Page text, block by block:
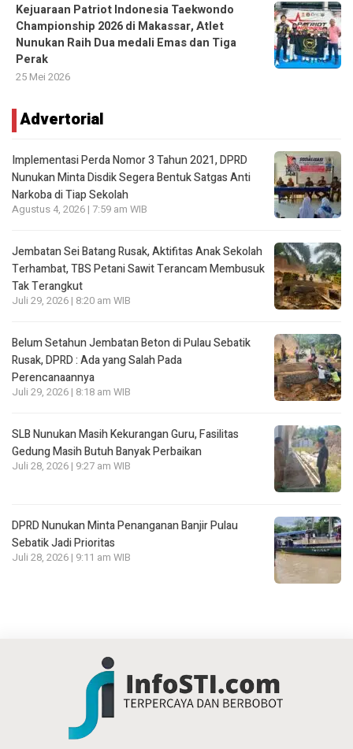
Kejuaraan Patriot Indonesia Taekwondo
Championship 2026 di Makassar, Atlet
Nunukan Raih Dua medali Emas dan Tiga
Perak
25 Mei 2026
Advertorial
Implementasi Perda Nomor 3 Tahun 2021, DPRD
Nunukan Minta Disdik Segera Bentuk Satgas Anti
Narkoba di Tiap Sekolah
Agustus 4, 2026 | 7:59 am WIB
Jembatan Sei Batang Rusak, Aktifitas Anak Sekolah
Terhambat, TBS Petani Sawit Terancam Membusuk
Tak Terangkut
Juli 29, 2026 | 8:20 am WIB
Belum Setahun Jembatan Beton di Pulau Sebatik
Rusak, DPRD : Ada yang Salah Pada
Perencanaannya
Juli 29, 2026 | 8:18 am WIB
SLB Nunukan Masih Kekurangan Guru, Fasilitas
Gedung Masih Butuh Banyak Perbaikan
Juli 28, 2026 | 9:27 am WIB
DPRD Nunukan Minta Penanganan Banjir Pulau
Sebatik Jadi Prioritas
Juli 28, 2026 | 9:11 am WIB